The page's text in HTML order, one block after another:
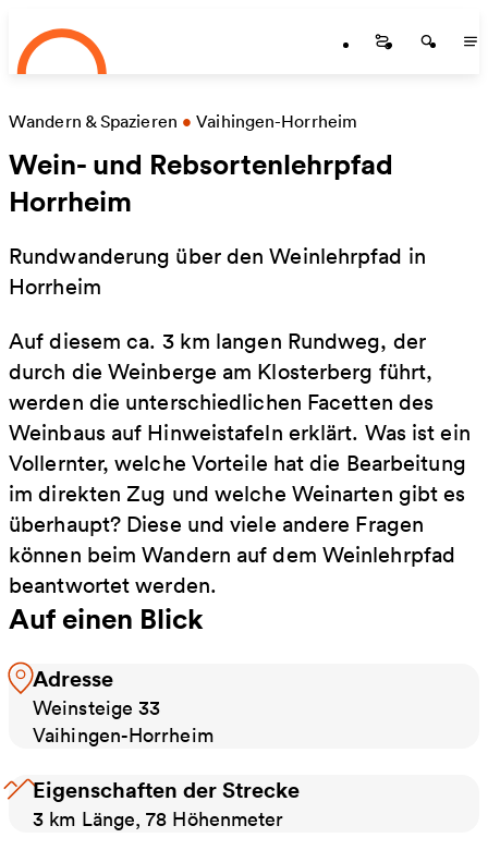
Zum Hauptinhalt springen
Startseite
Wandern & Spazieren • Vaihingen-Horrheim
Wein- und Rebsortenlehrpfad
Horrheim
Rundwanderung über den Weinlehrpfad in
Horrheim
Auf diesem ca. 3 km langen Rundweg, der
durch die Weinberge am Klosterberg führt,
werden die unterschiedlichen Facetten des
Weinbaus auf Hinweistafeln erklärt. Was ist ein
Vollernter, welche Vorteile hat die Bearbeitung
im direkten Zug und welche Weinarten gibt es
überhaupt? Diese und viele andere Fragen
können beim Wandern auf dem Weinlehrpfad
beantwortet werden.
Auf einen Blick
Adresse
Weinsteige 33
Vaihingen-Horrheim
Eigenschaften der Strecke
3 km Länge, 78 Höhenmeter